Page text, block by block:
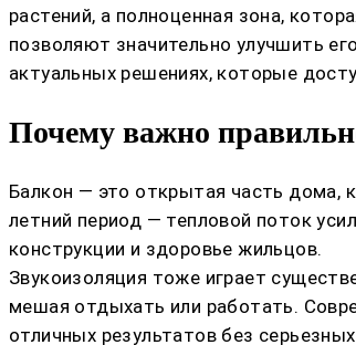
растений, а полноценная зона,
позволяют значительно улучшить
актуальных решениях, которые
Почему важно
Балкон — это открытая часть дома,
летний период — тепловой поток
конструкции и здоровье жильцов.
Звукоизоляция тоже играет
мешая отдыхать или работать.
отличных результатов без